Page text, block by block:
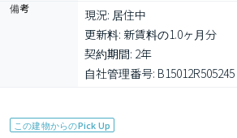
備考
現況: 居住中
更新料: 新賃料の1.0ヶ月分
契約期間: 2年
自社管理番号: B15012R505245
この建物からのPick Up